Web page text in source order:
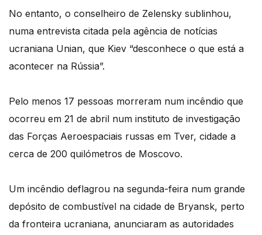
No entanto, o conselheiro de Zelensky sublinhou,
numa entrevista citada pela agência de notícias
ucraniana Unian, que Kiev “desconhece o que está a
acontecer na Rússia”.
Pelo menos 17 pessoas morreram num incêndio que
ocorreu em 21 de abril num instituto de investigação
das Forças Aeroespaciais russas em Tver, cidade a
cerca de 200 quilómetros de Moscovo.
Um incêndio deflagrou na segunda-feira num grande
depósito de combustível na cidade de Bryansk, perto
da fronteira ucraniana, anunciaram as autoridades